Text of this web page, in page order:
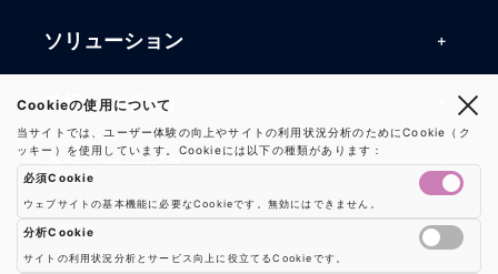
製品一覧
RFIDリーダー
RFIDチップ・モジュール
RFIDアンテナ
RFIDプリンター
RFIDタグ
ソリューション
RFIDソリューション
RFIDとセンサー
マシンビジョン
防爆製品
RFIDシールド
技術・サポート
技術記事一覧
活用事例
よくある質問
会社・サービス
会社概要
お知らせ
事業内容
Cookieの使用について
当サイトでは、ユーザー体験の向上やサイトの利用状況分析のためにCookie（ク
ッキー）を使用しています。Cookieには以下の種類があります：
必須Cookie
ウェブサイトの基本機能に必要なCookieです。無効にはできません。
分析Cookie
サイトの利用状況分析とサービス向上に役立てるCookieです。